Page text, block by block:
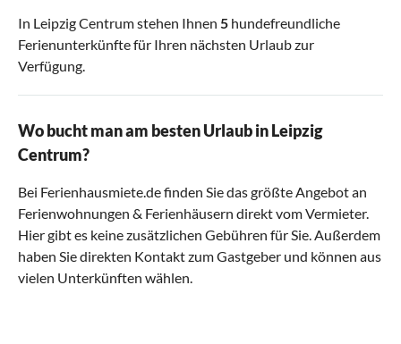
In Leipzig Centrum stehen Ihnen 5 hundefreundliche
Ferienunterkünfte für Ihren nächsten Urlaub zur
Verfügung.
Wo bucht man am besten Urlaub in Leipzig
Centrum?
Bei Ferienhausmiete.de finden Sie das größte Angebot an
Ferienwohnungen & Ferienhäusern direkt vom Vermieter.
Hier gibt es keine zusätzlichen Gebühren für Sie. Außerdem
haben Sie direkten Kontakt zum Gastgeber und können aus
vielen Unterkünften wählen.